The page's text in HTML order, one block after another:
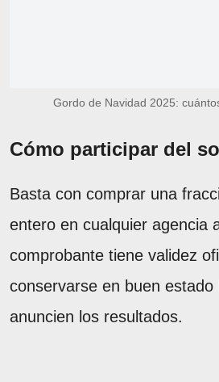
Gordo de Navidad 2025:
Cómo participar del
Basta con comprar una
entero en cualquier agencia
comprobante tiene validez
conservarse en buen estado
anuncien los resultados.